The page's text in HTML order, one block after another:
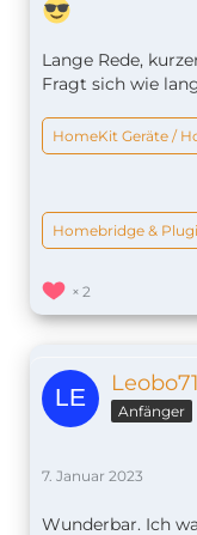
Lange Rede,
Fragt sich wie
HomeKit Geräte /
Homebridge &
2
Leobo71
Anfänger
7. Januar 2023
Wunderbar. Ich